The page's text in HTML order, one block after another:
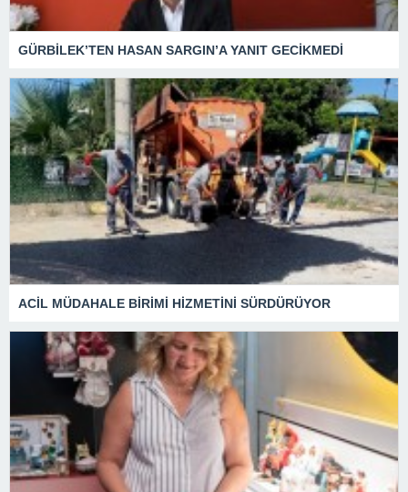
GÜRBİLEK’TEN HASAN SARGIN’A YANIT GECİKMEDİ
ACİL MÜDAHALE BİRİMİ HİZMETİNİ SÜRDÜRÜYOR